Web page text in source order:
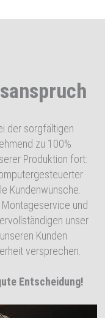
der sorgfältigen
zu 100%
Produktion fort:
Kundenwünsche.
und
unser
Kunden
versprechen.
Entscheidung!